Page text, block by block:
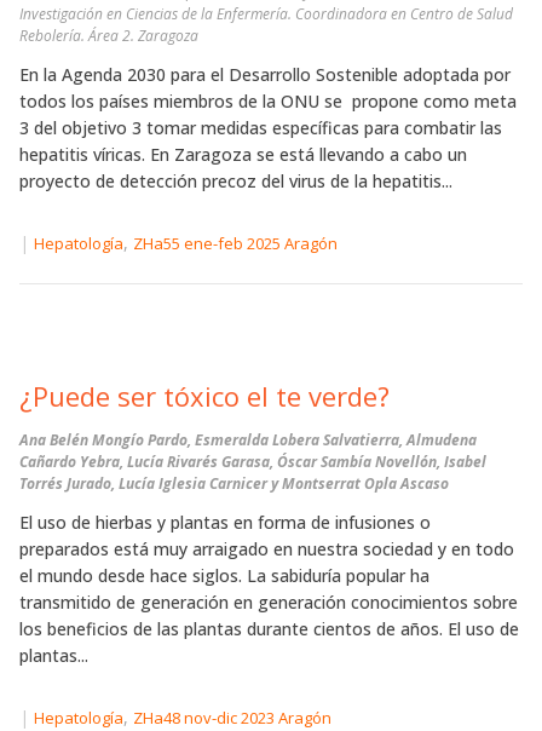
Investigación en Ciencias de la Enfermería. Coordinadora en Centro de Salud
Rebolería. Área 2. Zaragoza
En la Agenda 2030 para el Desarrollo Sostenible adoptada por
todos los países miembros de la ONU se propone como meta
3 del objetivo 3 tomar medidas específicas para combatir las
hepatitis víricas. En Zaragoza se está llevando a cabo un
proyecto de detección precoz del virus de la hepatitis...
| Hepatología, ZHa55 ene-feb 2025 Aragón
¿Puede ser tóxico el te verde?
Ana Belén Mongío Pardo, Esmeralda Lobera Salvatierra, Almudena
Cañardo Yebra, Lucía Rivarés Garasa, Óscar Sambía Novellón, Isabel
Torrés Jurado, Lucía Iglesia Carnicer y Montserrat Opla Ascaso
El uso de hierbas y plantas en forma de infusiones o
preparados está muy arraigado en nuestra sociedad y en todo
el mundo desde hace siglos. La sabiduría popular ha
transmitido de generación en generación conocimientos sobre
los beneficios de las plantas durante cientos de años. El uso de
plantas...
| Hepatología, ZHa48 nov-dic 2023 Aragón